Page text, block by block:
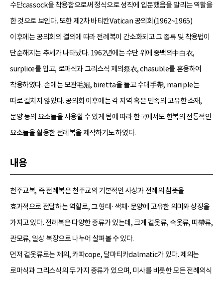
수단cassock을 착용함으로써 정식으로 성직에 입문했음을 알리는 역할을
한 것으로 보인다. 또한 제2차 바티칸Vatican 공의회(1962~1965)
이후에는 공의회의 결의에 따라 전례복이 간소화되고 그 종류 및 착용법이
단순해지는 추세가 나타났다. 1962년에는 수단 위에 중백의中白衣,
surplice를 입고, 로마식과 그리스식 제의祭衣, chasuble를 혼용하여
착용하였다. 손에는 모관毛冠, biretta을 들고 수대手帶, maniple는
따로 걸치지 않았다. 공의회 이후에는 각 지역 혹은 민족의 고유한 소재,
문양 등의 요소들을 사용할 수 있게 됨에 따라 한국에서도 한복의 전통적인
요소들을 활용한 전례복을 제작하기도 하였다.
내용
천주교복, 즉 전례복은 천주교의 기본적인 사상과 전례의 참뜻을
효과적으로 전달하는 역할로, 그 형태·색채·문양에 고유한 의미와 상징을
가지고 있다. 전례복은 다양한 종류가 있는데, 크게 겉옷류, 속옷류, 띠帶류,
관모류, 일상 복장으로 나누어 살펴볼 수 있다.
먼저 겉옷류로는 제의, 카파cope, 달마티카dalmatic가 있다. 제의는
로마식과 그리스식의 두 가지 종류가 있으며, 미사를 비롯한 모든 전례의식